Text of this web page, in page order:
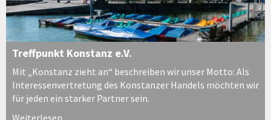
Treffpunkt Konstanz e.V.
Mit „Konstanz zieht an“ beschreiben wir unser Motto: Als
Interessenvertretung des Konstanzer Handels möchten wir
für jeden ein starker Partner sein.
Weiterlesen